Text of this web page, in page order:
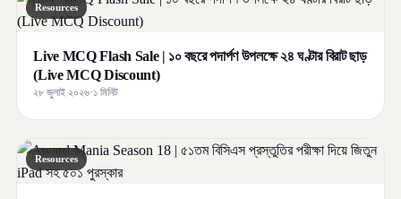
Resources
Live MCQ Flash Sale | ১০ বছরে পদার্পণ উপলক্ষে ২৪ ঘণ্টার বিরাট ছাড়
(Live MCQ Discount)
২৮ জুলাই ২০২৬·১ মিনিট
Resources